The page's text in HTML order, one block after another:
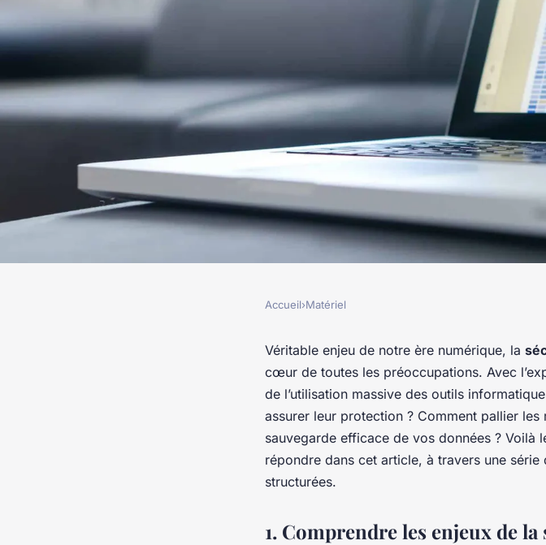
Comment sécuriser vos
informatiques personnelles ?
Accueil›Matériel
Véritable enjeu de notre ère numérique, la
cœur de toutes les préoccupations. Avec
de l’utilisation massive des outils
assurer leur protection ? Comment pallier
sauvegarde efficace de vos données ? Voilà
répondre dans cet article, à travers une série
structurées.
1. Comprendre les enjeux de